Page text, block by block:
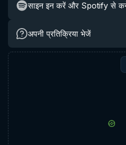
साइन इन करें और Spotify से
अपनी प्रतिक्रिया भेजें